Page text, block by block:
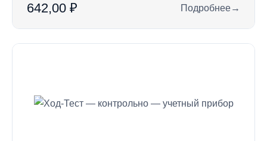
642,00 ₽ Подробнее
: CP — ключ Touch
→